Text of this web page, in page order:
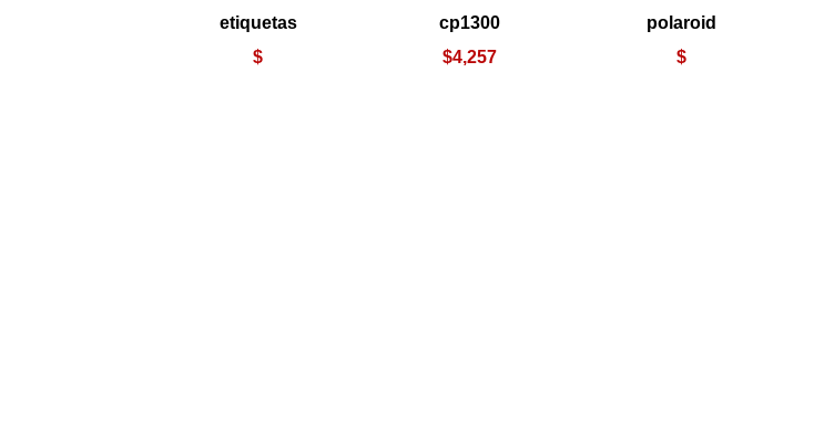
etiquetas
$
cp1300
$4,257
polaroid
$